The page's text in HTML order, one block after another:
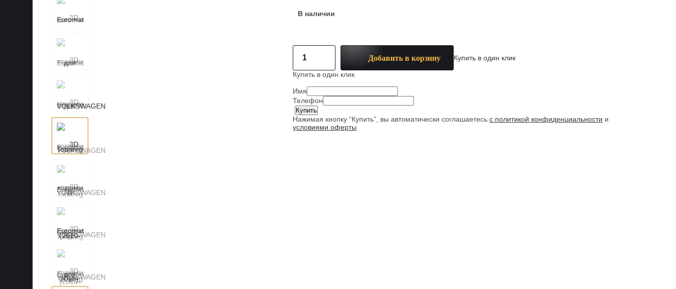
В наличии
Добавить в корзину Купить в один клик
Купить в один клик
Имя
Телефон
Нажимая кнопку “Купить”, вы автоматически соглашаетесь с политикой конфиденциальности и
условиями оферты